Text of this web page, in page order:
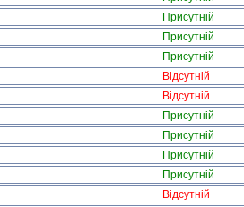
Присутній
Присутній
Присутній
Відсутній
Відсутній
Присутній
Присутній
Присутній
Присутній
Відсутній